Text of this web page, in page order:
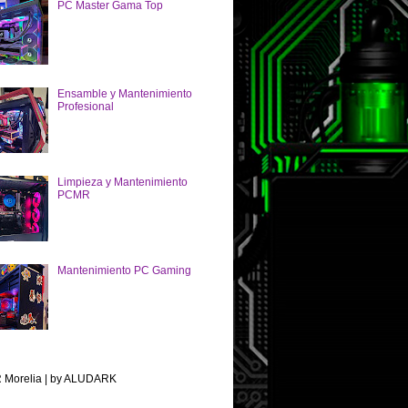
PC Master Gama Top
Ensamble y Mantenimiento
Profesional
Limpieza y Mantenimiento
PCMR
Mantenimiento PC Gaming
Morelia | by ALUDARK